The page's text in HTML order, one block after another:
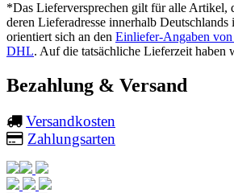
*Das Lieferversprechen gilt für alle Artikel,
deren Lieferadresse innerhalb
orientiert sich an den Einliefer-Angaben
DHL. Auf die tatsächliche Lieferzeit haben
Bezahlung & Versand
Versandkosten
Zahlungsarten